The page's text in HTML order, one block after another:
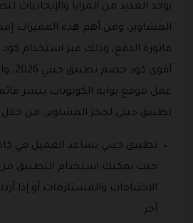
يوجد العديد من المزايا والإيجابيات
المشاوير، ومن أهم هذه المميزات
فاتورة الدفع، وذلك عبر استخدام
أقوى
عمل موقع بوابة الكوبونات بنشر
تطبيق جيني لحجز المشاوير، من خلال
تطبيق جيني يساعد العميل في
حيث يمكنك استخدام التطبيق
الاحتياجات والمستلزمات أو إذا
آخر .